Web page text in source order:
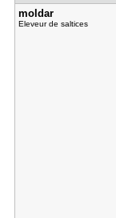
moldar
Eleveur de saltices